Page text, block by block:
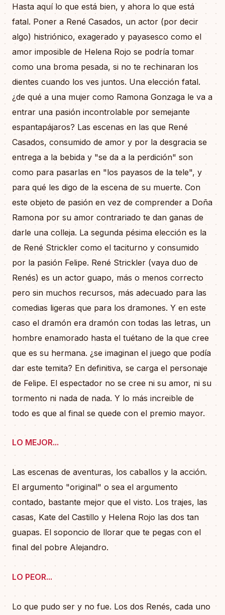
Hasta aquí lo que está bien, y ahora lo que está
fatal. Poner a René Casados, un actor (por decir
algo) histriónico, exagerado y payasesco como el
amor imposible de Helena Rojo se podría tomar
como una broma pesada, si no te rechinaran los
dientes cuando los ves juntos. Una elección fatal.
¿de qué a una mujer como Ramona Gonzaga le va a
entrar una pasión incontrolable por semejante
espantapájaros? Las escenas en las que René
Casados, consumido de amor y por la desgracia se
entrega a la bebida y "se da a la perdición" son
como para pasarlas en "los payasos de la tele", y
para qué les digo de la escena de su muerte. Con
este objeto de pasión en vez de comprender a Doña
Ramona por su amor contrariado te dan ganas de
darle una colleja. La segunda pésima elección es la
de René Strickler como el taciturno y consumido
por la pasión Felipe. René Strickler (vaya duo de
Renés) es un actor guapo, más o menos correcto
pero sin muchos recursos, más adecuado para las
comedias ligeras que para los dramones. Y en este
caso el dramón era dramón con todas las letras, un
hombre enamorado hasta el tuétano de la que cree
que es su hermana. ¿se imaginan el juego que podía
dar este temita? En definitiva, se carga el personaje
de Felipe. El espectador no se cree ni su amor, ni su
tormento ni nada de nada. Y lo más increible de
todo es que al final se quede con el premio mayor.
LO MEJOR...
Las escenas de aventuras, los caballos y la acción.
El argumento "original" o sea el argumento
contado, bastante mejor que el visto. Los trajes, las
casas, Kate del Castillo y Helena Rojo las dos tan
guapas. El soponcio de llorar que te pegas con el
final del pobre Alejandro.
LO PEOR...
Lo que pudo ser y no fue. Los dos Renés, cada uno